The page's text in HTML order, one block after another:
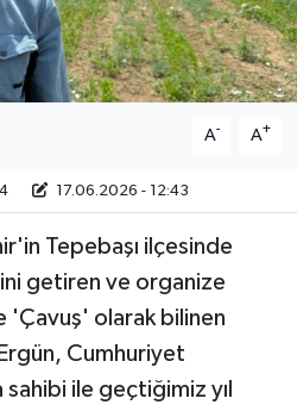
A- A+
17.06.2026 - 12:43
Tepebaşı ilçesinde
getiren ve organize
'Çavuş' olarak bilinen
Cumhuriyet
ile geçtiğimiz yıl